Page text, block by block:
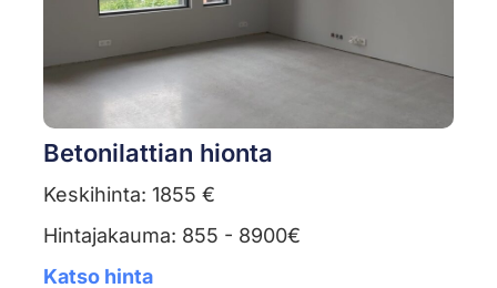
Betonilattian hionta
Keskihinta: 1855 €
Hintajakauma: 855 - 8900€
Katso hinta